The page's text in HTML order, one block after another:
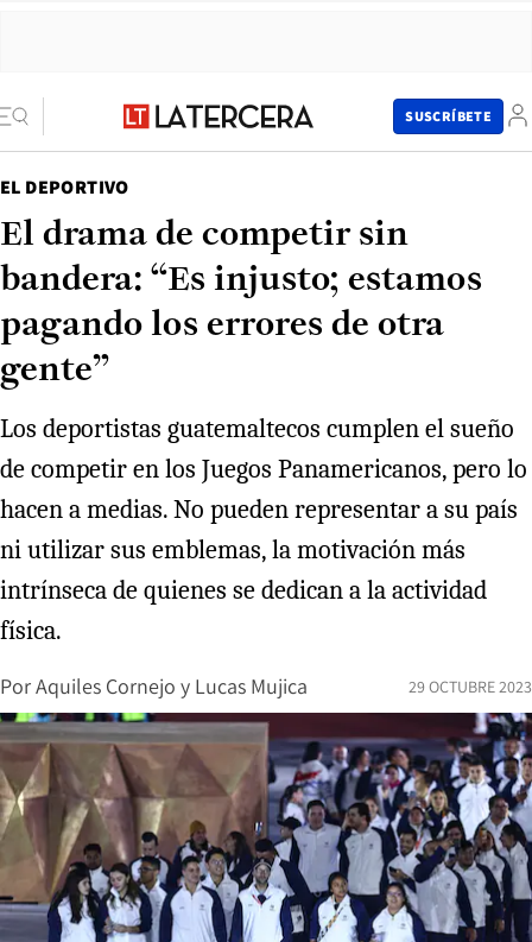
SUSCRÍBETE
EL DEPORTIVO
El drama de competir sin
bandera: “Es injusto; estamos
pagando los errores de otra
gente”
Los deportistas guatemaltecos cumplen el sueño
de competir en los Juegos Panamericanos, pero lo
hacen a medias. No pueden representar a su país
ni utilizar sus emblemas, la motivación más
intrínseca de quienes se dedican a la actividad
física.
PorAquiles Cornejo y Lucas Mujica 29 OCTUBRE 2023